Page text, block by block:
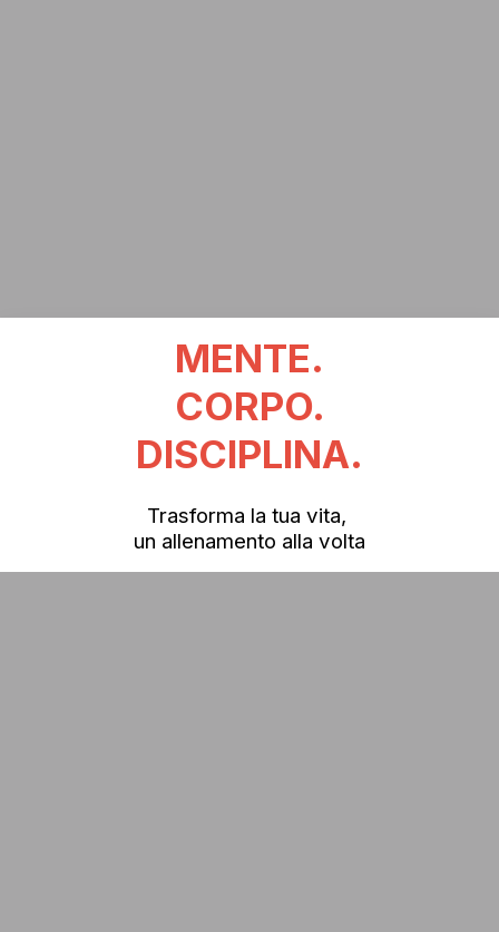
MENTE.
CORPO.
DISCIPLINA.
Trasforma la tua vita,
un allenamento alla volta